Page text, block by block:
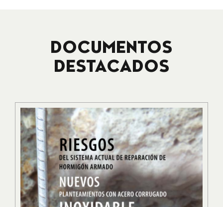
DOCUMENTOS
DESTACADOS